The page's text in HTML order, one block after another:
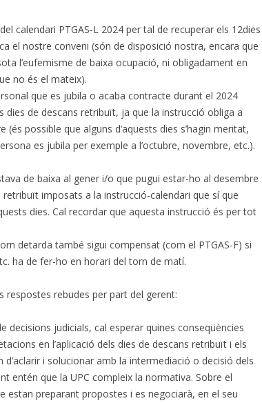
calendari PTGAS-L 2024 per tal de recuperar els 12dies
el nostre conveni (són de disposició nostra, encara que
l’eufemisme de baixa ocupació, ni obligadament en
no és el mateix).
que es jubila o acaba contracte durant el 2024
dies de descans retribuït, ja que la instrucció obliga a
(és possible que alguns d’aquests dies s’hagin meritat,
es jubila per exemple a l’octubre, novembre, etc.).
de baixa al gener i/o que pugui estar-ho al desembre
imposats a la instrucció-calendari que sí que
dies. Cal recordar que aquesta instrucció és per tot
detarda també sigui compensat (com el PTGAS-F) si
ha de fer-ho en horari del torn de matí.
respostes rebudes per part del gerent:
decisions judicials, cal esperar quines conseqüències
en l’aplicació dels dies de descans retribuït i els
d’aclarir i solucionar amb la intermediació o decisió dels
entén que la UPC compleix la normativa. Sobre el
estan preparant propostes i es negociarà, en el seu